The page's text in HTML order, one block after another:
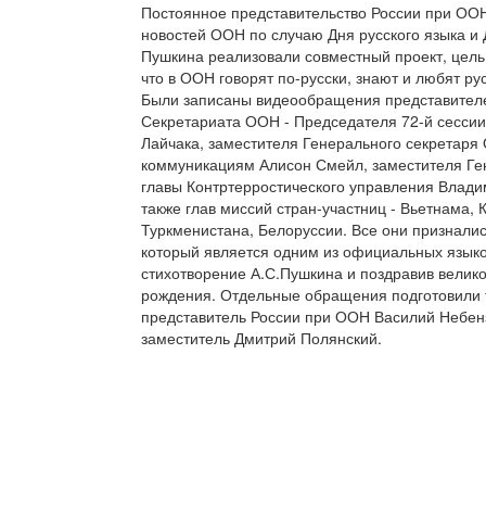
Постоянное представительство России при
новостей ООН по случаю Дня русского языка
Пушкина реализовали совместный проект, цель
что в ООН говорят по-русски, знают и любят
Были записаны видеообращения
Секретариата ООН - Председателя 72-й
Лайчака, заместителя Генерального
коммуникациям Алисон Смейл, заместителя
главы Контртерростического управления
также глав миссий стран-участниц - Вьетнама,
Туркменистана, Белоруссии. Все они
который является одним из официальных
стихотворение А.С.Пушкина и поздравив
рождения. Отдельные обращения подготовили
представитель России при ООН Василий
заместитель Дмитрий Полянский.